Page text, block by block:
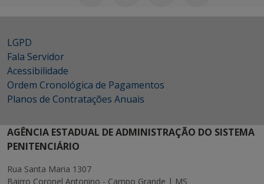
LGPD
Fala Servidor
Acessibilidade
Ordem Cronológica de Pagamentos
Planos de Contratações Anuais
AGÊNCIA ESTADUAL DE ADMINISTRAÇÃO DO SISTEMA
PENITENCIÁRIO
Rua Santa Maria 1307
Bairro Coronel Antonino - Campo Grande | MS